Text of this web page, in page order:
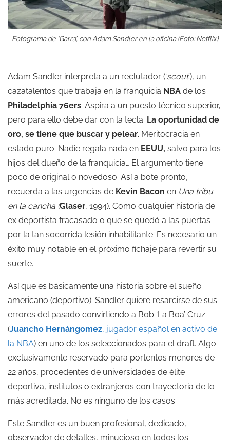
Fotograma de ‘Garra’, con Adam Sandler en la oficina (Foto: Netflix)
Adam Sandler interpreta a un reclutador (‘scout’), un
cazatalentos que trabaja en la franquicia NBA de los
Philadelphia 76ers. Aspira a un puesto técnico superior,
pero para ello debe dar con la tecla. La oportunidad de
oro, se tiene que buscar y pelear. Meritocracia en
estado puro. Nadie regala nada en EEUU, salvo para los
hijos del dueño de la franquicia… El argumento tiene
poco de original o novedoso. Así a bote pronto,
recuerda a las urgencias de Kevin Bacon en Una tribu
en la cancha (Glaser, 1994). Como cualquier historia de
ex deportista fracasado o que se quedó a las puertas
por la tan socorrida lesión inhabilitante. Es necesario un
éxito muy notable en el próximo fichaje para revertir su
suerte.
Así que es básicamente una historia sobre el sueño
americano (deportivo). Sandler quiere resarcirse de sus
errores del pasado convirtiendo a Bob ‘La Boa’ Cruz
(Juancho Hernángomez, jugador español en activo de
la NBA) en uno de los seleccionados para el draft. Algo
exclusivamente reservado para portentos menores de
22 años, procedentes de universidades de élite
deportiva, institutos o extranjeros con trayectoria de lo
más acreditada. No es ninguno de los casos.
Este Sandler es un buen profesional, dedicado,
observador de detalles, minucioso en todos los